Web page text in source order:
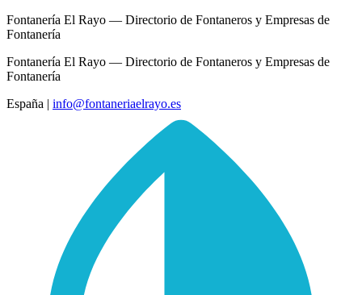
Fontanería El Rayo — Directorio de Fontaneros y Empresas de
Fontanería
Fontanería El Rayo — Directorio de Fontaneros y Empresas de
Fontanería
España | info@fontaneriaelrayo.es